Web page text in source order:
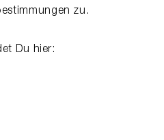
zu.
Du hier: